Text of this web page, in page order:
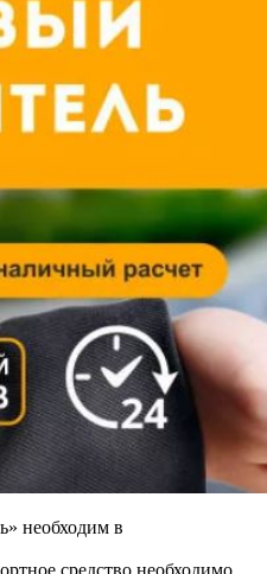
необходим в
средство необходимо